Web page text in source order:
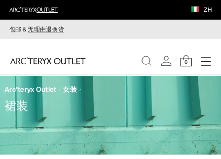
ZH
包邮 &无理由退换货
0
女装
男装
Arc'teryx Outlet 女装
裙装